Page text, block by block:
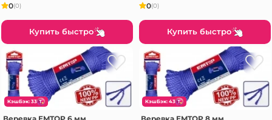
0(0)
Купить быстро
0(0)
Купить быстро
КэшБэк: 33 КэшБэк: 43